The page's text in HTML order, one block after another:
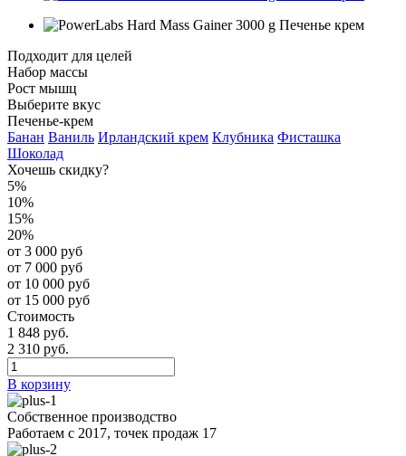
Подходит для целей
Набор массы
Рост мышц
Выберите вкус
Печенье-крем
Банан Ваниль Ирландский крем Клубника Фисташка
Шоколад
Хочешь скидку?
5%
10%
15%
20%
от 3 000 руб
от 7 000 руб
от 10 000 руб
от 15 000 руб
Стоимость
1 848 руб.
2 310 руб.
В корзину
Собственное производство
Работаем с 2017, точек продаж 17